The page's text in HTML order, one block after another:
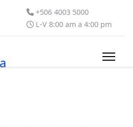
+506 4003 5000
L-V 8:00 am a 4:00 pm